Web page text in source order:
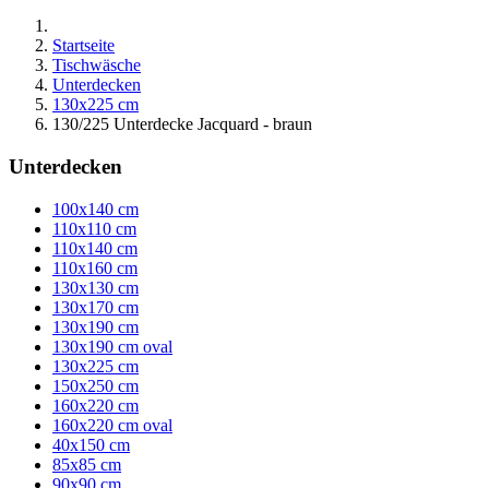
Startseite
Tischwäsche
Unterdecken
130x225 cm
130/225 Unterdecke Jacquard - braun
Unterdecken
100x140 cm
110x110 cm
110x140 cm
110x160 cm
130x130 cm
130x170 cm
130x190 cm
130x190 cm oval
130x225 cm
150x250 cm
160x220 cm
160x220 cm oval
40x150 cm
85x85 cm
90x90 cm